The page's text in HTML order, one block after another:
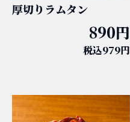
厚切りラムタン
890円
税込979円